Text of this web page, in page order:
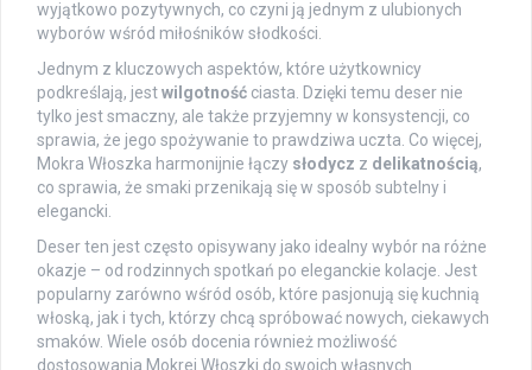
wyjątkowo pozytywnych, co czyni ją jednym z ulubionych
wyborów wśród miłośników słodkości.
Jednym z kluczowych aspektów, które użytkownicy
podkreślają, jestwilgotność ciasta. Dzięki temu deser nie
tylko jest smaczny, ale także przyjemny w konsystencji, co
sprawia, że jego spożywanie to prawdziwa uczta. Co więcej,
Mokra Włoszka harmonijnie łączy słodycz z delikatnością,
co sprawia, że smaki przenikają się w sposób subtelny i
elegancki.
Deser ten jest często opisywany jako idealny wybór na różne
okazje – od rodzinnych spotkań po eleganckie kolacje. Jest
popularny zarówno wśród osób, które pasjonują się kuchnią
włoską, jak i tych, którzy chcą spróbować nowych, ciekawych
smaków. Wiele osób docenia również możliwość
dostosowania Mokrej Włoszki do swoich własnych